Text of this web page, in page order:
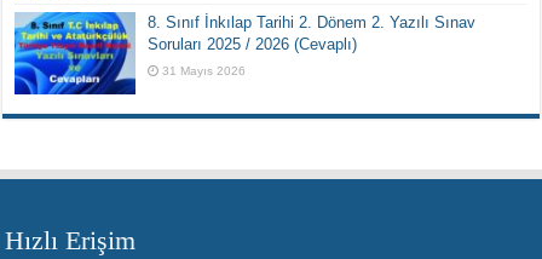
8. Sınıf İnkılap Tarihi 2. Dönem 2. Yazılı Sınav
Soruları 2025 / 2026 (Cevaplı)
31 Mayıs 2026
Hızlı Erişim